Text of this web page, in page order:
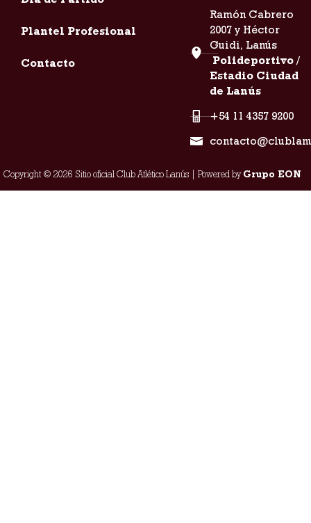
Plantel Profesional
Contacto
Ramón Cabrero
2007 y Héctor
Guidi, Lanús
Polideportivo /
Estadio Ciudad
de Lanús
+54 11 4357 9200
Copyright © 2026 Sitio oficial Club Atlético Lanús | Powered byGrupo EON